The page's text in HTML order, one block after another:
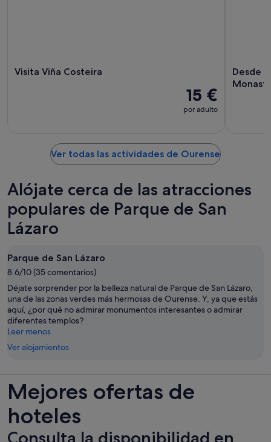
Visita Viña Costeira
15 €
por adulto
Desde
Ver todas las actividades de Ourense
Alójate cerca de las atracciones
populares de Parque de San
Lázaro
Parque de San Lázaro
8.6/10 (35 comentarios)
Déjate sorprender por la belleza natural de Parque de San Lázaro,
una de las zonas verdes más hermosas de Ourense. Y, ya que estás
aquí, ¿por qué no admirar monumentos interesantes o admirar
diferentes templos?
Leer menos
Ver alojamientos
Mejores ofertas de
hoteles
Consulta la disponibilidad en